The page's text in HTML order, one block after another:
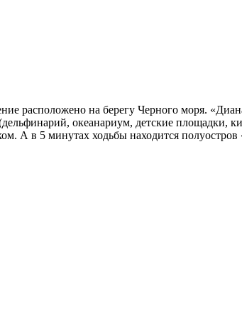
расположено на берегу Черного моря.
океанариум, детские площадки,
А в 5 минутах ходьбы находится полуостров